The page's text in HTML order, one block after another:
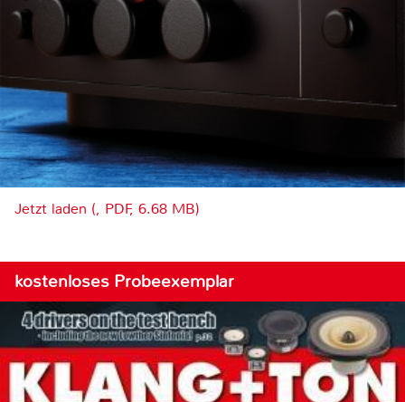
Jetzt laden (, PDF, 6.68 MB)
kostenloses Probeexemplar